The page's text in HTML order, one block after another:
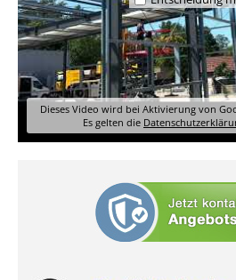
Dieses Video wird bei Aktivierung von
Es gelten die